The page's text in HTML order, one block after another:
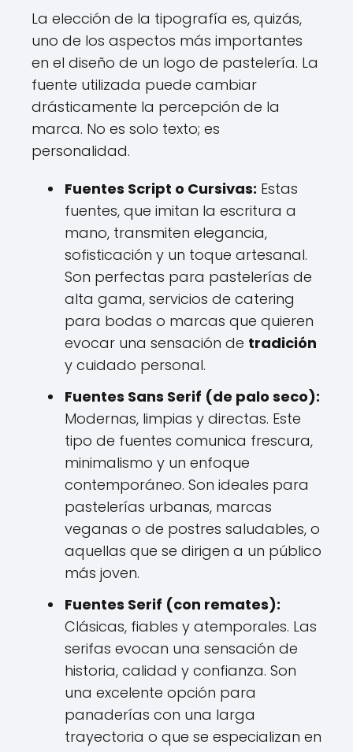
La elección de la tipografía es, quizás,
uno de los aspectos más importantes
en el diseño de un logo de pastelería. La
fuente utilizada puede cambiar
drásticamente la percepción de la
marca. No es solo texto; es
personalidad.
Fuentes Script o Cursivas: Estas
fuentes, que imitan la escritura a
mano, transmiten elegancia,
sofisticación y un toque artesanal.
Son perfectas para pastelerías de
alta gama, servicios de catering
para bodas o marcas que quieren
evocar una sensación de tradición
y cuidado personal.
Fuentes Sans Serif (de palo seco):
Modernas, limpias y directas. Este
tipo de fuentes comunica frescura,
minimalismo y un enfoque
contemporáneo. Son ideales para
pastelerías urbanas, marcas
veganas o de postres saludables, o
aquellas que se dirigen a un público
más joven.
Fuentes Serif (con remates):
Clásicas, fiables y atemporales. Las
serifas evocan una sensación de
historia, calidad y confianza. Son
una excelente opción para
panaderías con una larga
trayectoria o que se especializan en